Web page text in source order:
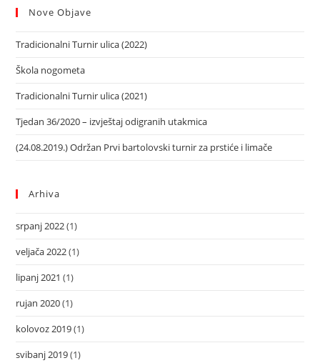
Nove Objave
Tradicionalni Turnir ulica (2022)
Škola nogometa
Tradicionalni Turnir ulica (2021)
Tjedan 36/2020 – izvještaj odigranih utakmica
(24.08.2019.) Održan Prvi bartolovski turnir za prstiće i limače
Arhiva
srpanj 2022(1)
veljača 2022(1)
lipanj 2021 (1)
rujan 2020(1)
kolovoz 2019(1)
svibanj 2019(1)